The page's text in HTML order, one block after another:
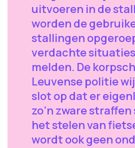
uitvoeren in de
worden de
stallingen
verdachte
melden. De
Leuvense politie
slot op dat er
zo’n zware
het stelen van
wordt ook geen